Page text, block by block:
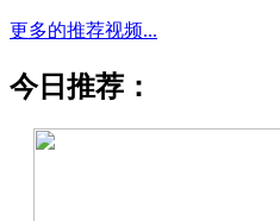
更多的推荐视频...
今日推荐：